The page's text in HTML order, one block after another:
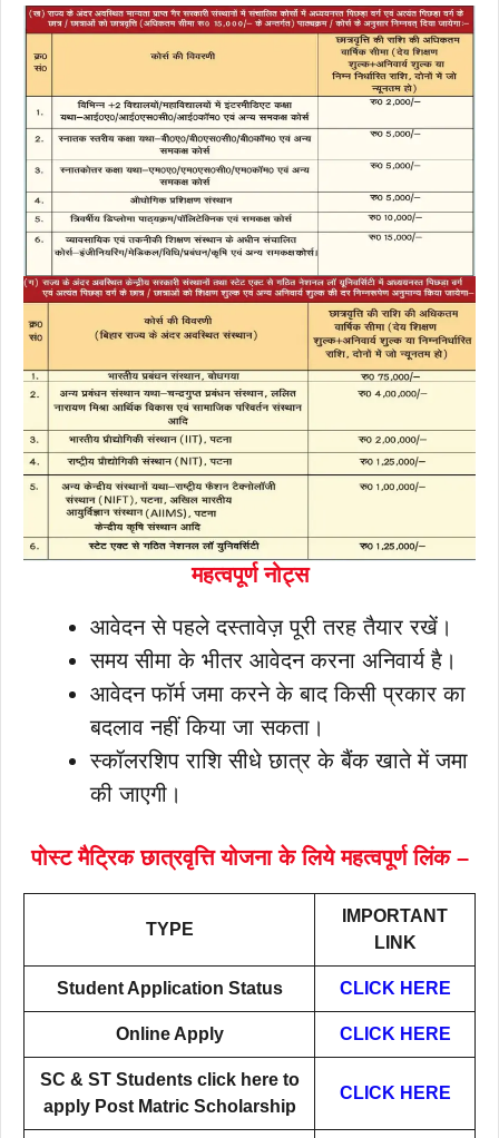
महत्वपूर्ण नोट्स
आवेदन से पहले दस्तावेज़ पूरी तरह तैयार रखें।
समय सीमा के भीतर आवेदन करना अनिवार्य है।
आवेदन फॉर्म जमा करने के बाद किसी प्रकार का
बदलाव नहीं किया जा सकता।
स्कॉलरशिप राशि सीधे छात्र के बैंक खाते में जमा
की जाएगी।
पोस्ट मैट्रिक छात्रवृत्ति योजना के लिये महत्वपूर्ण लिंक –
TYPE
IMPORTANT
LINK
Student Application Status CLICK HERE
Online Apply CLICK HERE
SC & ST Students click here to
apply Post Matric Scholarship
CLICK HERE